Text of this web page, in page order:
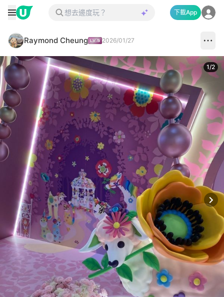
下載App
Raymond Cheung 2026/01/27
1/2